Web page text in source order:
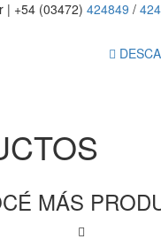
| +54 (03472) 424849 /
MÁS